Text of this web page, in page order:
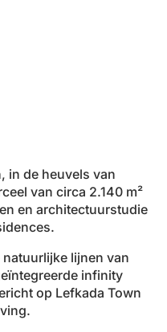
in de heuvels van
van circa 2.140 m²
en architectuurstudie
lijnen van
infinity
op Lefkada Town